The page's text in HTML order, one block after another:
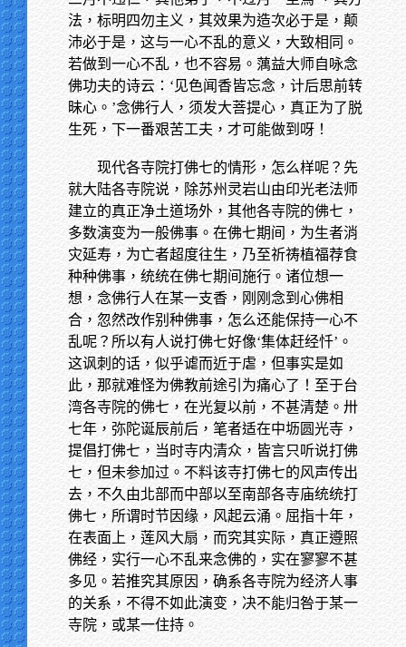
法，标明四勿主义，其效果为造次必于是，颠
沛必于是，这与一心不乱的意义，大致相同。
若做到一心不乱，也不容易。蕅益大师自咏念
佛功夫的诗云：‘见色闻香皆忘念，计后思前转
昧心。’念佛行人，须发大菩提心，真正为了脱
生死，下一番艰苦工夫，才可能做到呀！
现代各寺院打佛七的情形，怎么样呢？先
就大陆各寺院说，除苏州灵岩山由印光老法师
建立的真正净土道场外，其他各寺院的佛七，
多数演变为一般佛事。在佛七期间，为生者消
灾延寿，为亡者超度往生，乃至祈祷植福荐食
种种佛事，统统在佛七期间施行。诸位想一
想，念佛行人在某一支香，刚刚念到心佛相
合，忽然改作别种佛事，怎么还能保持一心不
乱呢？所以有人说打佛七好像‘集体赶经忏’。
这讽刺的话，似乎谑而近于虐，但事实是如
此，那就难怪为佛教前途引为痛心了！至于台
湾各寺院的佛七，在光复以前，不甚清楚。卅
七年，弥陀诞辰前后，笔者适在中坜圆光寺，
提倡打佛七，当时寺内清众，皆言只听说打佛
七，但未参加过。不料该寺打佛七的风声传出
去，不久由北部而中部以至南部各寺庙统统打
佛七，所谓时节因缘，风起云涌。屈指十年，
在表面上，莲风大扇，而究其实际，真正遵照
佛经，实行一心不乱来念佛的，实在寥寥不甚
多见。若推究其原因，确系各寺院为经济人事
的关系，不得不如此演变，决不能归咎于某一
寺院，或某一住持。